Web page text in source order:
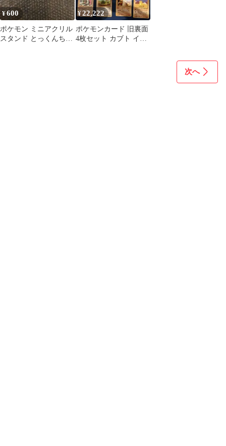
¥600
ポケモン ミニアクリル
スタンド とっくんちゅ
¥22,222
ポケモンカード 旧裏面
4枚セット カブト イワ
次へ